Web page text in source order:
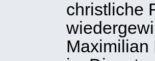
christliche
Maximilian